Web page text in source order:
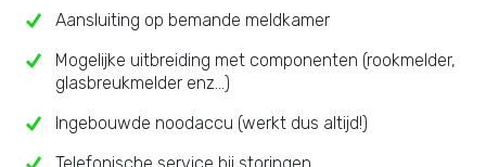
Aansluiting op bemande meldkamer
Mogelijke uitbreiding met componenten (rookmelder,
glasbreukmelder enz...)
Ingebouwde noodaccu (werkt dus altijd!)
Telefonische service bij storingen